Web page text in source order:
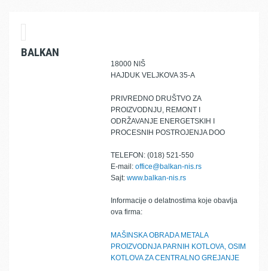
BALKAN
18000 NIŠ
HAJDUK VELJKOVA 35-A
PRIVREDNO DRUŠTVO ZA
PROIZVODNJU, REMONT I
ODRŽAVANJE ENERGETSKIH I
PROCESNIH POSTROJENJA DOO
TELEFON: (018) 521-550
E-mail: office@balkan-nis.rs
Sajt: www.balkan-nis.rs
Informacije o delatnostima koje obavlja
ova firma:
MAŠINSKA OBRADA METALA
PROIZVODNJA PARNIH KOTLOVA, OSIM
KOTLOVA ZA CENTRALNO GREJANJE